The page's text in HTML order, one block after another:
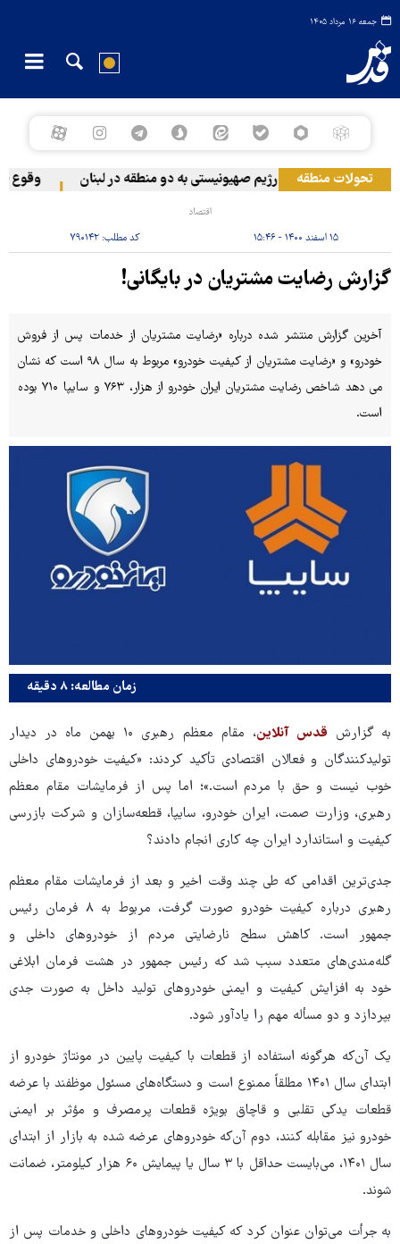
جمعه ۱۶ مرداد ۱۴۰۵
تحولات منطقهحمله رژیم صهیونیستی به دو منطقه در لبنان وقوع
اقتصاد
۱۵ اسفند ۱۴۰۰ - ۱۵:۴۶ کد مطلب:۷۹۰۱۴۲
گزارش رضایت مشتریان در بایگانی!
آخرین گزارش منتشر شده درباره «رضایت مشتریان از خدمات پس از فروش
خودرو» و «رضایت مشتریان از کیفیت خودرو» مربوط به سال ۹۸ است که نشان
می دهد شاخص رضایت مشتریان ایران خودرو از هزار، ۷۶۳ و سایپا ۷۱۰ بوده
است.
زمان مطالعه: ۸ دقیقه
به گزارش قدس آنلاین
، مقام معظم رهبری ۱۰ بهمن ماه در دیدار
تولیدکنندگان و فعالان اقتصادی تأکید کردند: «کیفیت خودروهای داخلی
خوب نیست و حق با مردم است.»؛ اما پس از فرمایشات مقام معظم
رهبری، وزارت صمت، ایران خودرو، سایپا، قطعه‌سازان و شرکت بازرسی
کیفیت و استاندارد ایران چه کاری انجام دادند؟
جدی‌ترین اقدامی که طی چند وقت اخیر و بعد از فرمایشات مقام معظم
رهبری درباره کیفیت خودرو صورت گرفت، مربوط به ۸ فرمان رئیس
جمهور است. کاهش سطح نارضایتی مردم از خودروهای داخلی و
گله‌مندی‌های متعدد سبب شد که رئیس جمهور در هشت فرمان ابلاغی
خود به افزایش کیفیت و ایمنی خودروهای تولید داخل به صورت جدی
بپردازد و دو مسأله مهم را یادآور شود.
یک آن‌که هرگونه استفاده از قطعات با کیفیت پایین در مونتاژ خودرو از
ابتدای سال ۱۴۰۱ مطلقاً ممنوع است و دستگاه‌های مسئول موظفند با عرضه
قطعات یدکی تقلبی و قاچاق بویژه قطعات پرمصرف و مؤثر بر ایمنی
خودرو نیز مقابله کنند، دوم آن‌که خودروهای عرضه شده به بازار از ابتدای
سال ۱۴۰۱، می‌بایست حداقل با ۳ سال یا پیمایش ۶۰ هزار کیلومتر، ضمانت
شوند.
به جرأت می‌توان عنوان کرد که کیفیت خودروهای داخلی و خدمات پس از